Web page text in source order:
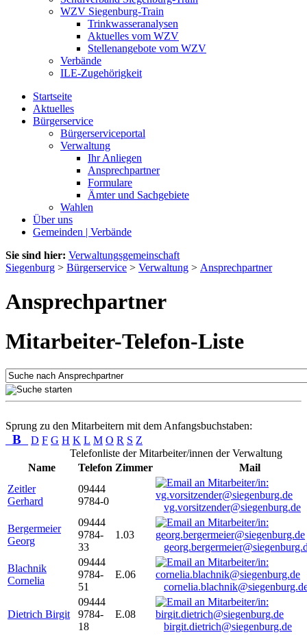
WZV Siegenburg-Train
Trinkwasseranalysen
Aktuelles vom WZV
Stellenangebote vom WZV
Verbände
ILE-Zugehörigkeit
Startseite
Aktuelles
Bürgerservice
Bürgerserviceportal
Verwaltung
Ihr Anliegen
Ansprechpartner
Formulare
Ämter und Sachgebiete
Wahlen
Über uns
Gemeinden | Verbände
Sie sind hier: Verwaltungsgemeinschaft
Siegenburg > Bürgerservice > Verwaltung > Ansprechpartner
Ansprechpartner
Mitarbeiter-Telefon-Liste
Sprung zu den Mitarbeitern mit dem Anfangsbuchstaben:
B D F G H K L M O R S Z
Telefonliste der Mitarbeiter/innen der Verwaltung
Name
Telefon Zimmer
Mail
Zeitler
Gerhard
09444
9784-0
vg.vorsitzender@siegenburg.de
Bergermeier
Georg
09444
9784-
33
1.03
Blachnik
Cornelia
09444
9784-
51
E.06
Dietrich Birgit
09444
9784-
18
E.08
birgit.dietrich@siegenburg.de